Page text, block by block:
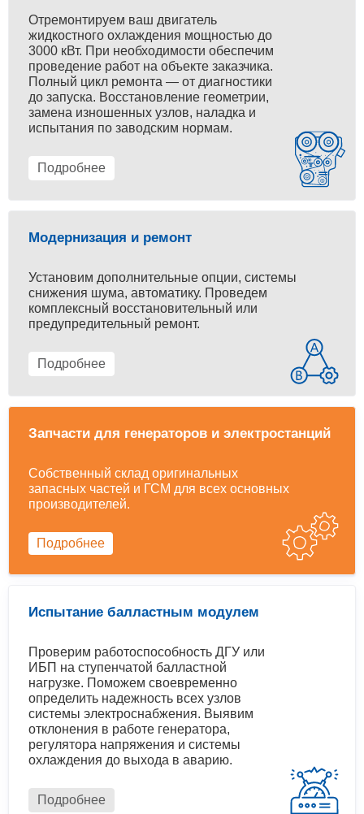
Отремонтируем ваш двигатель
жидкостного охлаждения мощностью до
3000 кВт. При необходимости обеспечим
проведение работ на объекте заказчика.
Полный цикл ремонта — от диагностики
до запуска. Восстановление геометрии,
замена изношенных узлов, наладка и
испытания по заводским нормам.
Подробнее
Модернизация и ремонт
Установим дополнительные опции, системы
снижения шума, автоматику. Проведем
комплексный восстановительный или
предупредительный ремонт.
Подробнее
Запчасти для генераторов и электростанций
Собственный склад оригинальных
запасных частей и ГСМ для всех основных
производителей.
Подробнее
Испытание балластным модулем
Проверим работоспособность ДГУ или
ИБП на ступенчатой балластной
нагрузке. Поможем своевременно
определить надежность всех узлов
системы электроснабжения. Выявим
отклонения в работе генератора,
регулятора напряжения и системы
охлаждения до выхода в аварию.
Подробнее